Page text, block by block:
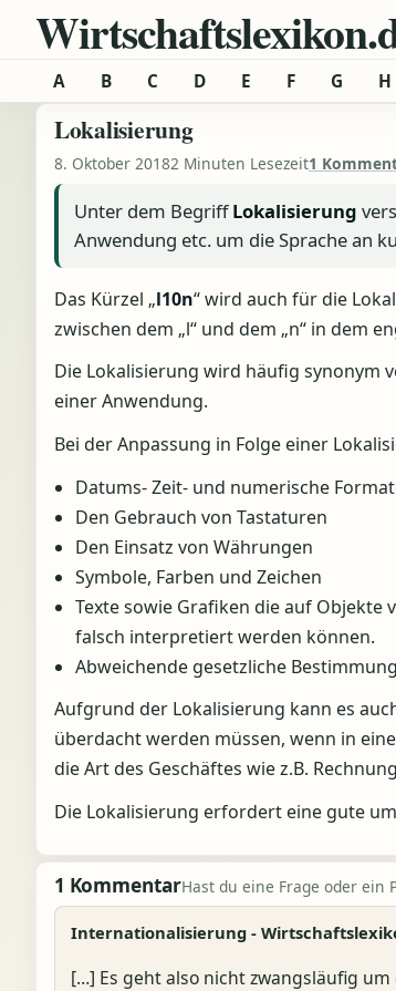
Zum Inhalt springen
A B C D E F G H
Lokalisierung
8. Oktober 20182 Minuten Lesezeit1
Unter dem BegriffLokalisierung
Anwendung etc. um die Sprache an
Das Kürzel „l10n“ wird auch für die
zwischen dem „l“ und dem „n“ in dem
Die Lokalisierung wird häufig synonym
einer Anwendung.
Bei der Anpassung in Folge einer
Datums- Zeit- und numerische
Den Gebrauch von Tastaturen
Den Einsatz von Währungen
Symbole, Farben und Zeichen
Texte sowie Grafiken die auf
falsch interpretiert werden können.
Abweichende gesetzliche
Aufgrund der Lokalisierung kann es
überdacht werden müssen, wenn in
die Art des Geschäftes wie z.B.
Die Lokalisierung erfordert eine gute
1 KommentarHast du eine Frage oder ein
Internationalisierung -
[…] Es geht also nicht zwangsläufig